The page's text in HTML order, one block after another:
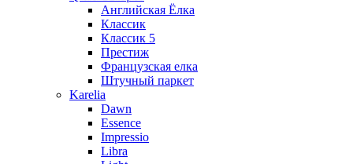
Английская Ёлка
Классик
Классик 5
Престиж
Французская елка
Штучный паркет
Karelia
Dawn
Essence
Impressio
Libra